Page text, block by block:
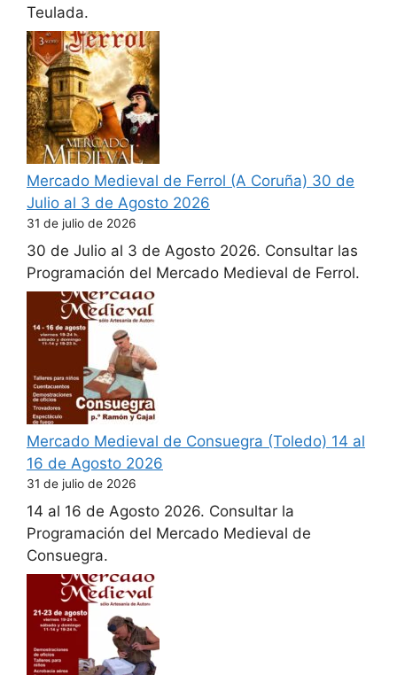
Teulada.
Mercado Medieval de Ferrol (A Coruña) 30 de
Julio al 3 de Agosto 2026
31 de julio de 2026
30 de Julio al 3 de Agosto 2026. Consultar las
Programación del Mercado Medieval de Ferrol.
Mercado Medieval de Consuegra (Toledo) 14 al
16 de Agosto 2026
31 de julio de 2026
14 al 16 de Agosto 2026. Consultar la
Programación del Mercado Medieval de
Consuegra.